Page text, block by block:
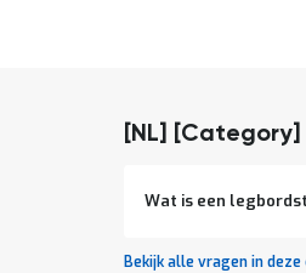
[NL]
Wat is een
Bekijk alle vragen in